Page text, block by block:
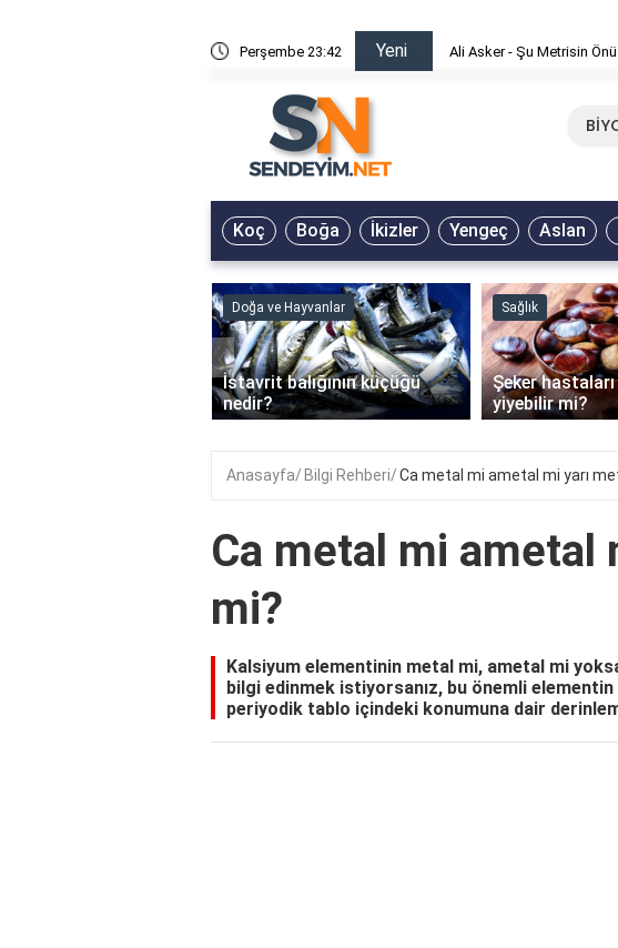
Perşembe 23:42 Yeni Ali Asker - Şu Metrisin
Koç Boğa İkizler Yengeç Aslan
Doğa ve Hayvanlar
İstavrit balığının küçüğü
nedir?
Sağlık
Şeker
yiyebilir mi?
‹
Anasayfa Bilgi Rehberi Ca metal mi ametal mi yarı
Ca metal mi ametal
mi?
Kalsiyum elementinin metal mi, ametal mi
bilgi edinmek istiyorsanız, bu önemli
periyodik tablo içindeki konumuna dair